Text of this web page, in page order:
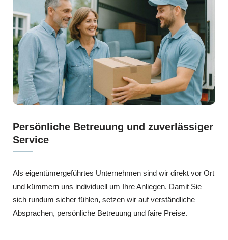
Persönliche Betreuung und zuverlässiger
Service
Als eigentümergeführtes Unternehmen sind wir direkt vor Ort
und kümmern uns individuell um Ihre Anliegen. Damit Sie
sich rundum sicher fühlen, setzen wir auf verständliche
Absprachen, persönliche Betreuung und faire Preise.